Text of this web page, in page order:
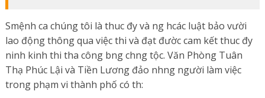
Smệnh ca chúng tôi là thuc đy và ng hcác luật bảo vười
lao động thông qua việc thi và đạt đườc cam kết thuc đy
ninh kinh thi tha công bng chng tộc. Văn Phòng Tuân
Thạ Phúc Lậi và Tiền Lương đảo nhng người làm việc
trong phạm vi thành phố có th: